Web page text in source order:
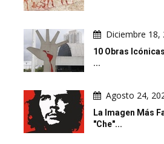
Diciembre 18,
10 Obras
...
Agosto 24,
La Imagen Más
"Che"...